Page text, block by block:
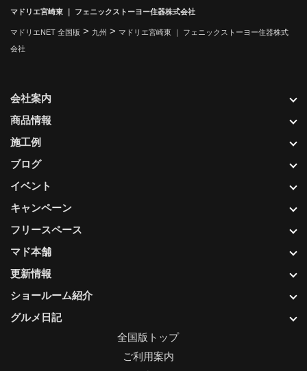
マドリエ宮崎東 ｜ フェニックストーヨー住器株式会社
マドリエNET 全国版 > 九州 > マドリエ宮崎東 ｜ フェニックストーヨー住器株式
会社
更新情報
ショールーム紹介
グルメ日記
会社案内
商品情報
施工例
ブログ
イベント
キャンペーン
フリースペース
マド本舗
全国版トップ
ご利用案内